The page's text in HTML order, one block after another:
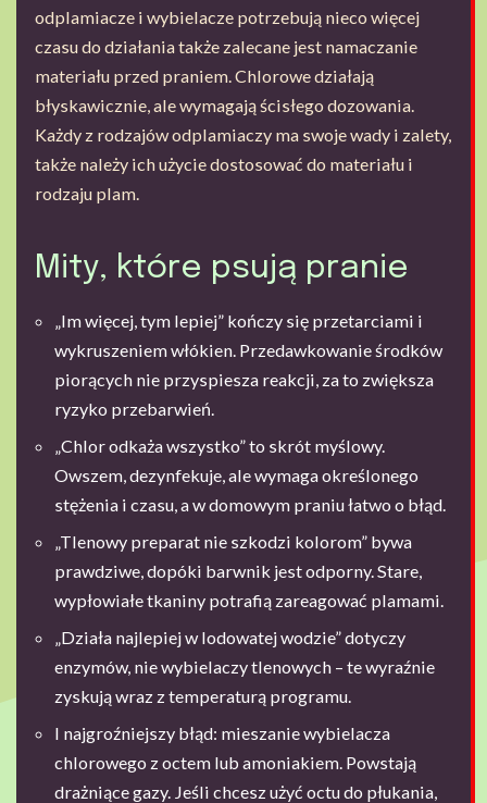
odplamiacze i wybielacze potrzebują nieco więcej
czasu do działania także zalecane jest namaczanie
materiału przed praniem. Chlorowe działają
błyskawicznie, ale wymagają ścisłego dozowania.
Każdy z rodzajów odplamiaczy ma swoje wady i zalety,
także należy ich użycie dostosować do materiału i
rodzaju plam.
Mity, które psują pranie
„Im więcej, tym lepiej” kończy się przetarciami i
wykruszeniem włókien. Przedawkowanie środków
piorących nie przyspiesza reakcji, za to zwiększa
ryzyko przebarwień.
„Chlor odkaża wszystko” to skrót myślowy.
Owszem, dezynfekuje, ale wymaga określonego
stężenia i czasu, a w domowym praniu łatwo o błąd.
„Tlenowy preparat nie szkodzi kolorom” bywa
prawdziwe, dopóki barwnik jest odporny. Stare,
wypłowiałe tkaniny potrafią zareagować plamami.
„Działa najlepiej w lodowatej wodzie” dotyczy
enzymów, nie wybielaczy tlenowych – te wyraźnie
zyskują wraz z temperaturą programu.
I najgroźniejszy błąd: mieszanie wybielacza
chlorowego z octem lub amoniakiem. Powstają
drażniące gazy. Jeśli chcesz użyć octu do płukania,